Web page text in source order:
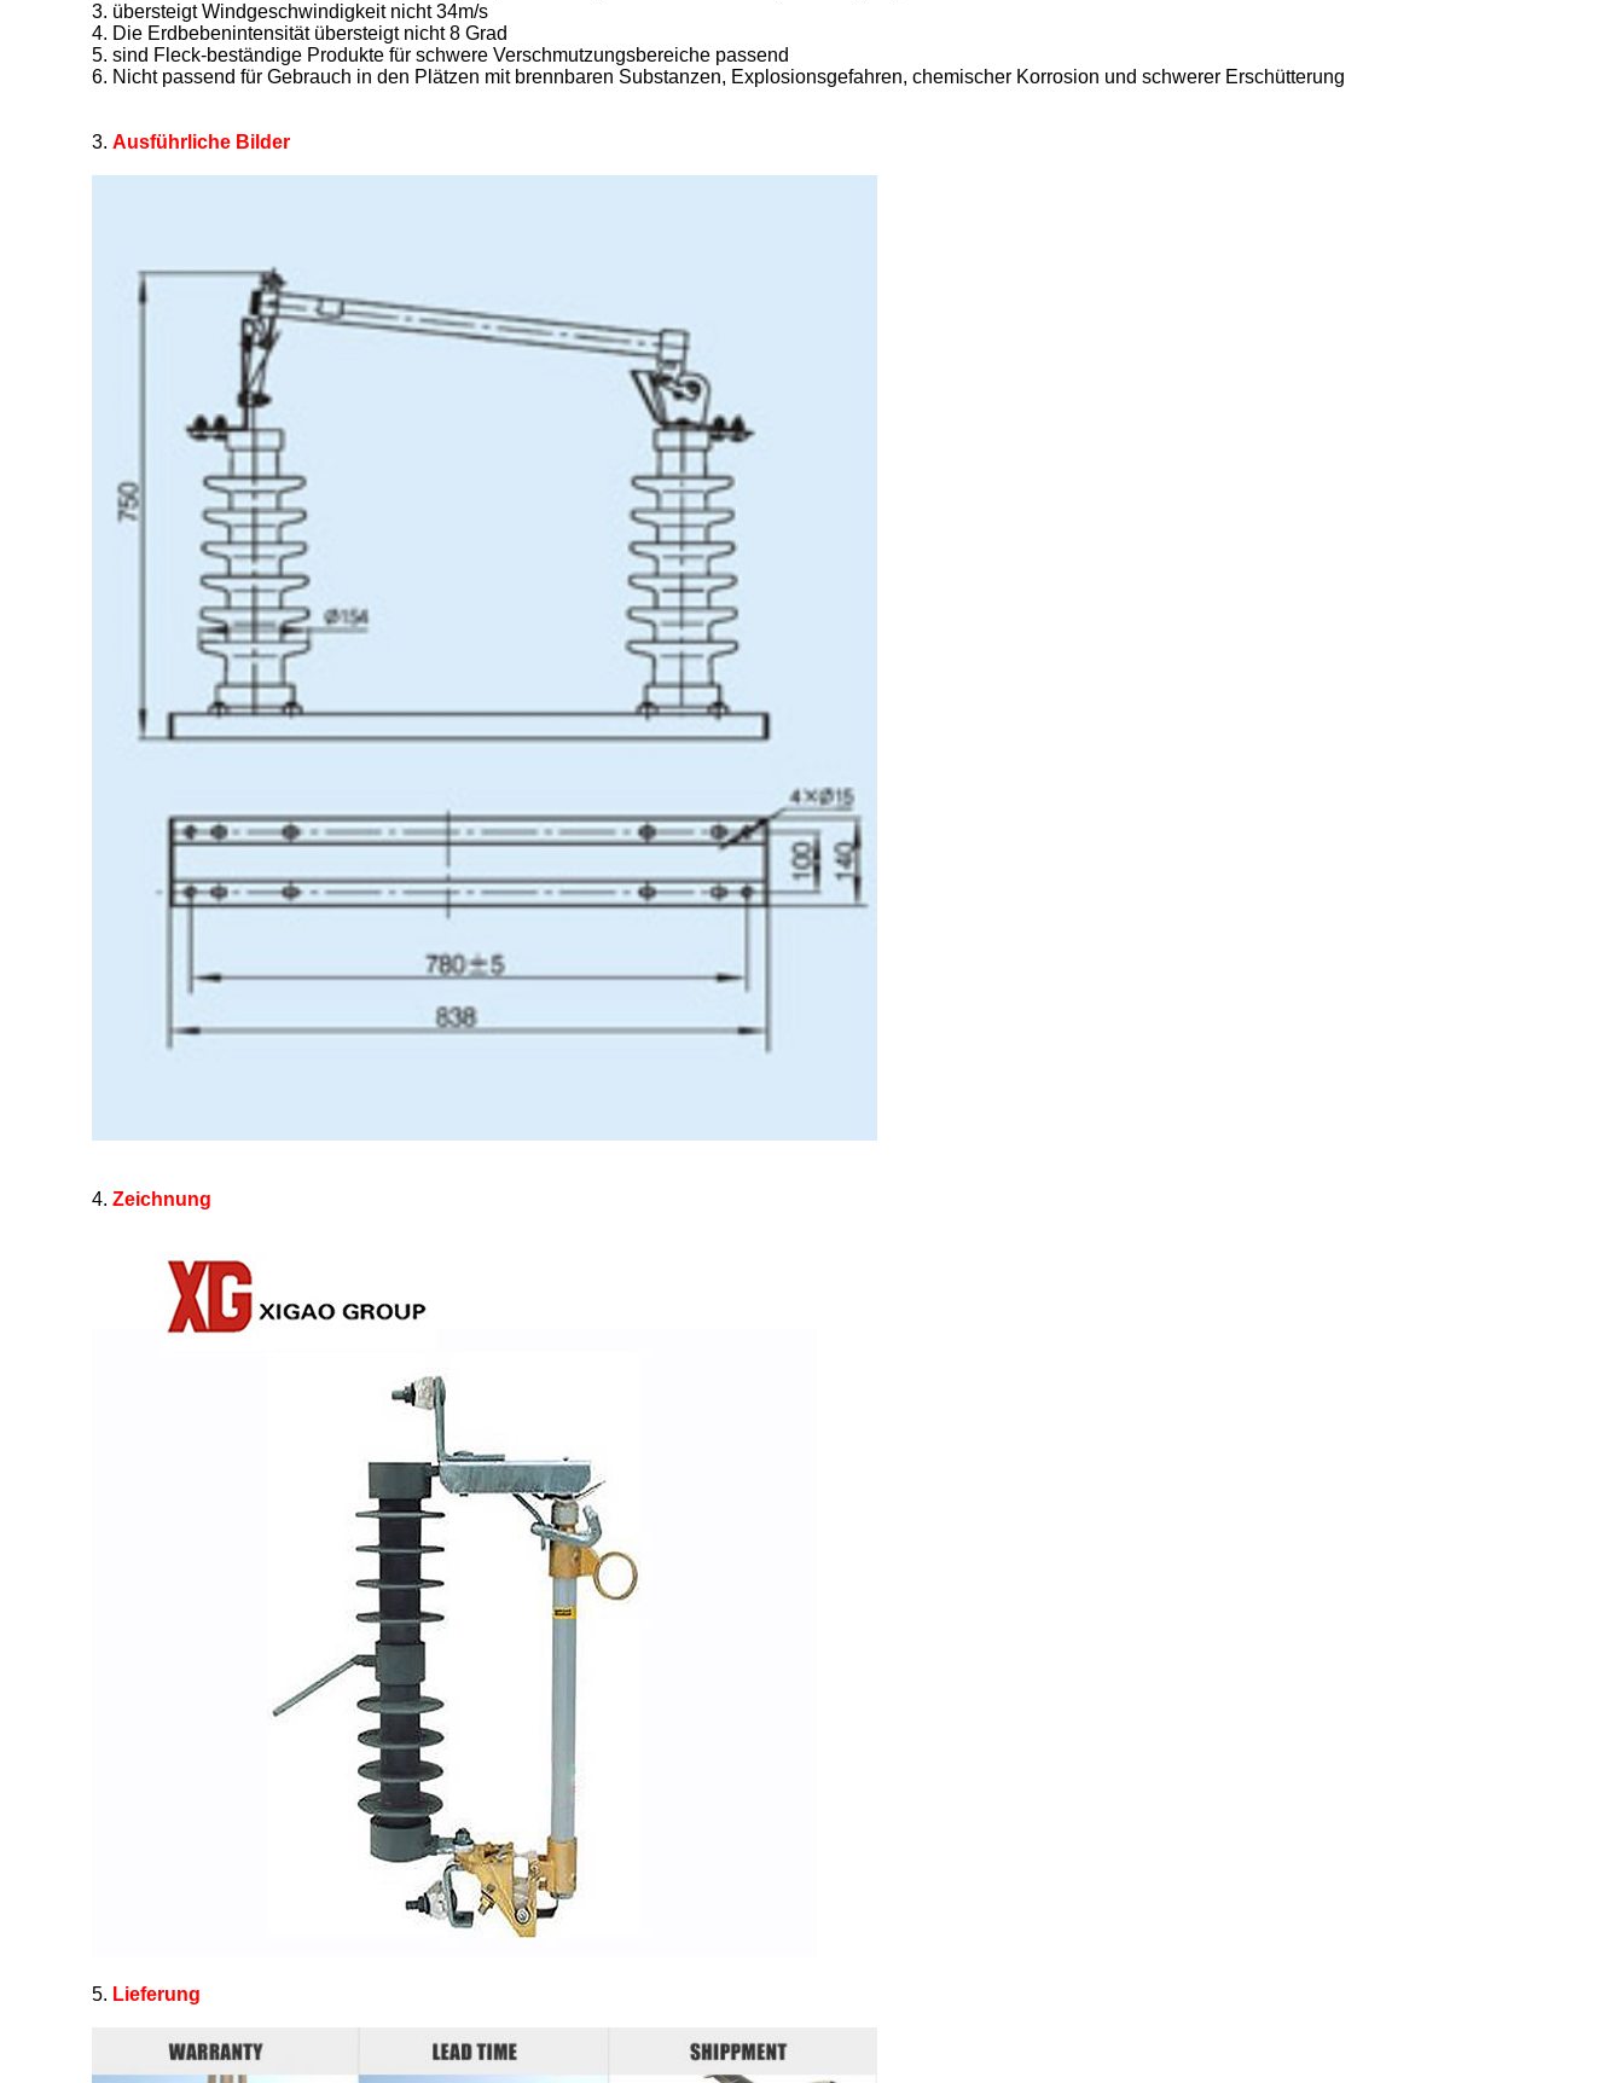
3. übersteigt Windgeschwindigkeit nicht 34m/s
4. Die Erdbebenintensität übersteigt nicht 8 Grad
5. sind Fleck-beständige Produkte für schwere Verschmutzungsbereiche passend
6. Nicht passend für Gebrauch in den Plätzen mit brennbaren Substanzen, Explosionsgefahren, chemischer Korrosion und schwerer Erschütterung
3. Ausführliche Bilder
4. Zeichnung
5. Lieferung